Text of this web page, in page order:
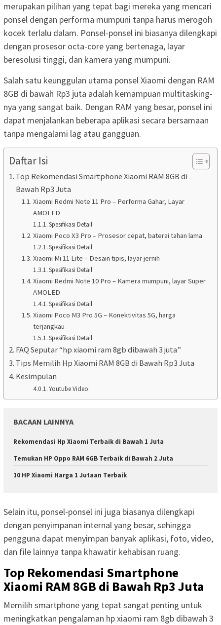
merupakan pilihan yang tepat bagi mereka yang mencari
ponsel dengan performa mumpuni tanpa harus merogoh
kocek terlalu dalam. Ponsel-ponsel ini biasanya dilengkapi
dengan prosesor octa-core yang bertenaga, layar
beresolusi tinggi, dan kamera yang mumpuni.
Salah satu keunggulan utama ponsel Xiaomi dengan RAM
8GB di bawah Rp3 juta adalah kemampuan multitasking-
nya yang sangat baik. Dengan RAM yang besar, ponsel ini
dapat menjalankan beberapa aplikasi secara bersamaan
tanpa mengalami lag atau gangguan.
Daftar Isi
Top Rekomendasi Smartphone Xiaomi RAM 8GB di
Bawah Rp3 Juta
Xiaomi Redmi Note 11 Pro – Performa Gahar, Layar
AMOLED
Spesifikasi Detail
Xiaomi Poco X3 Pro – Prosesor cepat, baterai tahan lama
Spesifikasi Detail
Xiaomi Mi 11 Lite – Desain tipis, layar jernih
Spesifikasi Detail
Xiaomi Redmi Note 10 Pro – Kamera mumpuni, layar Super
AMOLED
Spesifikasi Detail
Xiaomi Poco M3 Pro 5G – Konektivitas 5G, harga
terjangkau
Spesifikasi Detail
FAQ Seputar “hp xiaomi ram 8gb dibawah 3 juta”
Tips Memilih Hp Xiaomi RAM 8GB di Bawah Rp3 Juta
Kesimpulan
Youtube Video:
BACAAN LAINNYA
Rekomendasi Hp Xiaomi Terbaik di Bawah 1 Juta
Temukan HP Oppo RAM 6GB Terbaik di Bawah 2 Juta
10 HP Xiaomi Harga 1 Jutaan Terbaik
Selain itu, ponsel-ponsel ini juga biasanya dilengkapi
dengan penyimpanan internal yang besar, sehingga
pengguna dapat menyimpan banyak aplikasi, foto, video,
dan file lainnya tanpa khawatir kehabisan ruang.
Top Rekomendasi Smartphone
Xiaomi RAM 8GB di Bawah Rp3 Juta
Memilih smartphone yang tepat sangat penting untuk
meningkatkan pengalaman hp xiaomi ram 8gb dibawah 3